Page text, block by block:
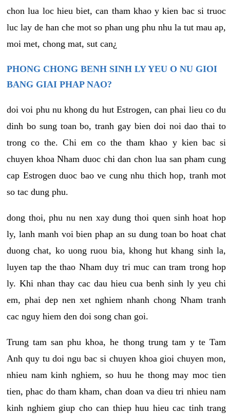
chon lua loc hieu biet, can tham khao y kien bac si truoc
luc lay de han che mot so phan ung phu nhu la tut mau ap,
moi met, chong mat, sut can¿
PHONG CHONG BENH SINH LY YEU O NU GIOI
BANG GIAI PHAP NAO?
doi voi phu nu khong du hut Estrogen, can phai lieu co du
dinh bo sung toan bo, tranh gay bien doi noi dao thai to
trong co the. Chi em co the tham khao y kien bac si
chuyen khoa Nham duoc chi dan chon lua san pham cung
cap Estrogen duoc bao ve cung nhu thich hop, tranh mot
so tac dung phu.
dong thoi, phu nu nen xay dung thoi quen sinh hoat hop
ly, lanh manh voi bien phap an su dung toan bo hoat chat
duong chat, ko uong ruou bia, khong hut khang sinh la,
luyen tap the thao Nham duy tri muc can tram trong hop
ly. Khi nhan thay cac dau hieu cua benh sinh ly yeu chi
em, phai dep nen xet nghiem nhanh chong Nham tranh
cac nguy hiem den doi song chan goi.
Trung tam san phu khoa, he thong trung tam y te Tam
Anh quy tu doi ngu bac si chuyen khoa gioi chuyen mon,
nhieu nam kinh nghiem, so huu he thong may moc tien
tien, phac do tham kham, chan doan va dieu tri nhieu nam
kinh nghiem giup cho can thiep huu hieu cac tinh trang